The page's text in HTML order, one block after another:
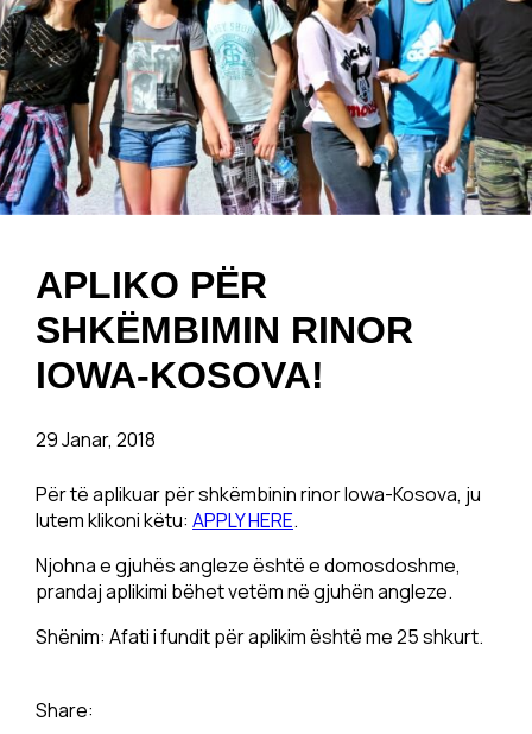
APLIKO PËR
SHKËMBIMIN RINOR
IOWA-KOSOVA!
29 Janar, 2018
Për të aplikuar për shkëmbinin rinor Iowa-Kosova, ju
lutem klikoni këtu: APPLY HERE.
Njohna e gjuhës angleze është e domosdoshme,
prandaj aplikimi bëhet vetëm në gjuhën angleze.
Shënim: Afati i fundit për aplikim është me 25 shkurt.
Share: